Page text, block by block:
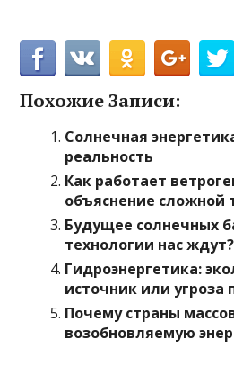
Похожие Записи:
Солнечная
реальность
Как работает
объяснение сложной
Будущее солнечных
технологии нас ждут?
Гидроэнергетика:
источник или угроза
Почему страны
возобновляемую